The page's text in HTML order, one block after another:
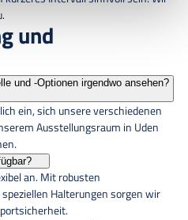
und
und -Optionen irgendwo ansehen?
ein, sich unsere verschiedenen
Ausstellungsraum in Uden
an. Mit robusten
Halterungen sorgen wir